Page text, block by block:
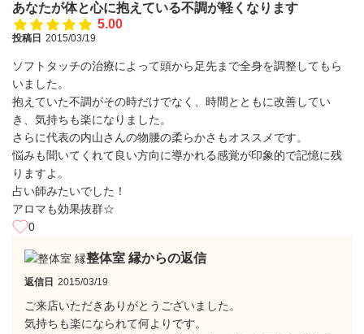
あなたが体と心に抱えている不調が軽くなります
5.00
投稿日 2015/03/19
ソフトタッチの治療によって頭から足先まで全身を調整してもら
いました。
抱えていた不調がその時だけでなく、時間とともに改善してい
き、気持ちも楽になりました。
さらに代表の内山さんの物腰の柔らかさもオススメです。
悩みも聞いてくれて良い方向に導かれる感覚が印象的で記憶に残
りますよ。
占い師みたいでした！
アロマも効果抜群☆
0
整体室 縁からの返信
返信日 2015/03/19
ご来店いただきありがとうございました。
気持ちも楽になられて何よりです。